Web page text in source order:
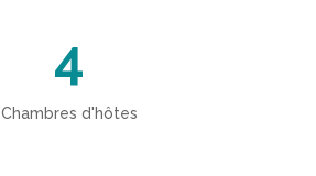
4
Chambres d'hôtes